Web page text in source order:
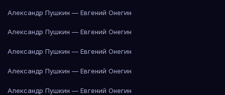
Александр Пушкин — Евгений Онегин
Александр Пушкин — Евгений Онегин
Александр Пушкин — Евгений Онегин
Александр Пушкин — Евгений Онегин
Александр Пушкин — Евгений Онегин